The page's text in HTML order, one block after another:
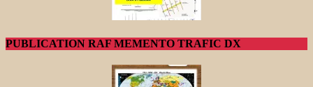
PUBLICATION RAF MEMENTO TRAFIC DX